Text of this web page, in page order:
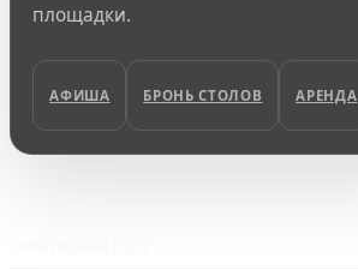
площадки.
АФИША БРОНЬ СТОЛОВ АРЕНДА